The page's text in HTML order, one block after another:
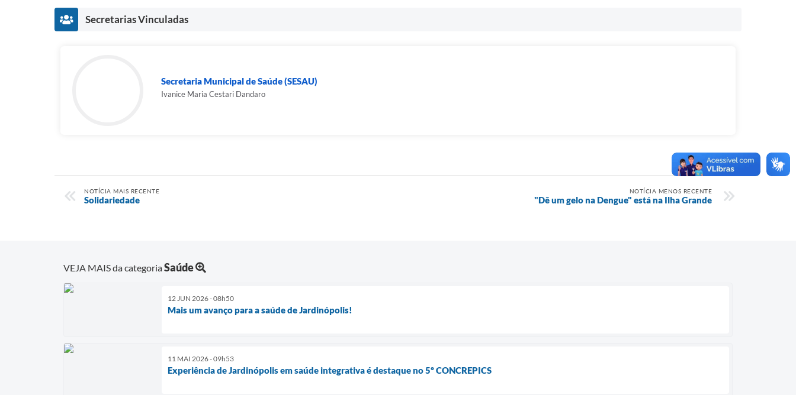
Secretarias Vinculadas
Secretaria Municipal de Saúde (SESAU)
Ivanice Maria Cestari Dandaro
NOTÍCIA MAIS RECENTE
Solidariedade
NOTÍCIA MENOS RECENTE
"Dê um gelo na Dengue" está na Ilha Grande
VEJA MAIS da categoriaSaúde
12 JUN 2026 - 08h50
Mais um avanço para a saúde de Jardinópolis!
11 MAI 2026 - 09h53
Experiência de Jardinópolis em saúde integrativa é destaque no 5º CONCREPICS